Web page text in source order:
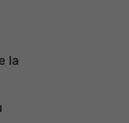
la